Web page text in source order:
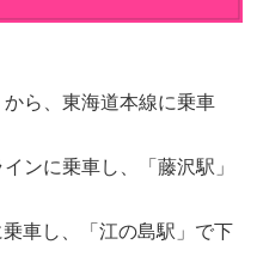
から、東海道本線に乗車
ンに乗車し、「藤沢駅」
車し、「江の島駅」で下